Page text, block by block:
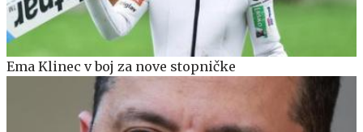
Ema Klinec v boj za nove stopničke